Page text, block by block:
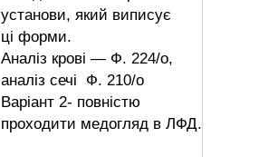
установи, який виписує
ці форми.
Аналіз крові — Ф. 224/о,
аналіз сечі Ф. 210/о
Варіант 2- повністю
проходити медогляд в ЛФД.